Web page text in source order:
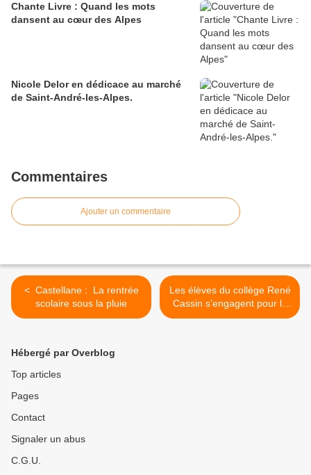
Chante Livre : Quand les mots
dansent au cœur des Alpes
Nicole Delor en dédicace au marché
de Saint-André-les-Alpes.
Commentaires
Ajouter un commentaire
< Castellane : La rentrée
scolaire sous la pluie
Les élèves du collège René
Cassin s’engagent pour la
planète à travers l’art >
Hébergé par Overblog
Top articles
Pages
Contact
Signaler un abus
C.G.U.